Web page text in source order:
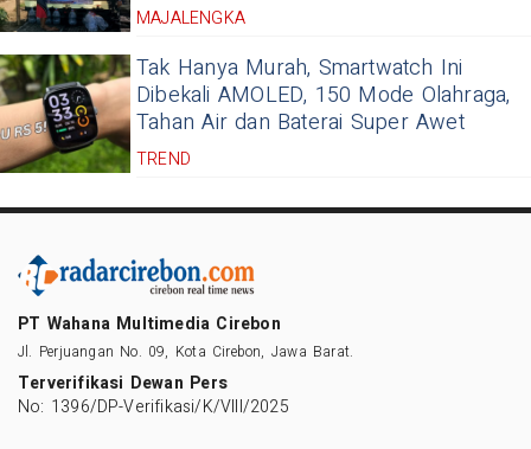
MAJALENGKA
Tak Hanya Murah, Smartwatch Ini
Dibekali AMOLED, 150 Mode Olahraga,
Tahan Air dan Baterai Super Awet
TREND
PT Wahana Multimedia Cirebon
Jl. Perjuangan No. 09, Kota Cirebon, Jawa Barat.
Terverifikasi Dewan Pers
No: 1396/DP-Verifikasi/K/VIII/2025